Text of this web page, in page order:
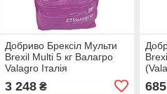
Добриво Брексіл Мульти
Brexil Multi 5 кг Валагро
Valagro Італія
3 248₴ 685